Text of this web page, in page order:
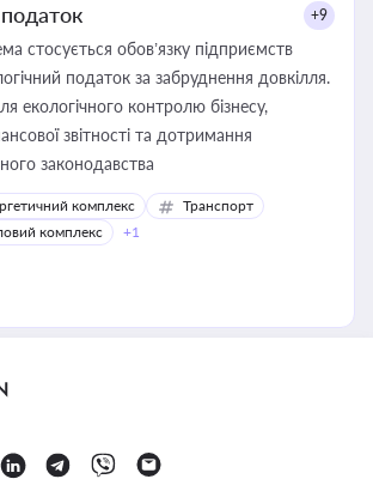
+9
стосується обов’язку підприємств
податок за забруднення довкілля.
екологічного контролю бізнесу,
звітності та дотримання
законодавства
комплекс
Транспорт
комплекс
+1